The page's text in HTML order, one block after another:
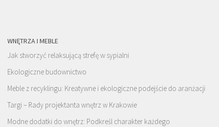
WNĘTRZA I MEBLE
Jak stworzyć relaksującą strefę w sypialni
Ekologiczne budownictwo
Meble z recyklingu: Kreatywne i ekologiczne podejście do aranżacji
Targi – Rady projektanta wnętrz w Krakowie
Modne dodatki do wnętrz: Podkreśl charakter każdego